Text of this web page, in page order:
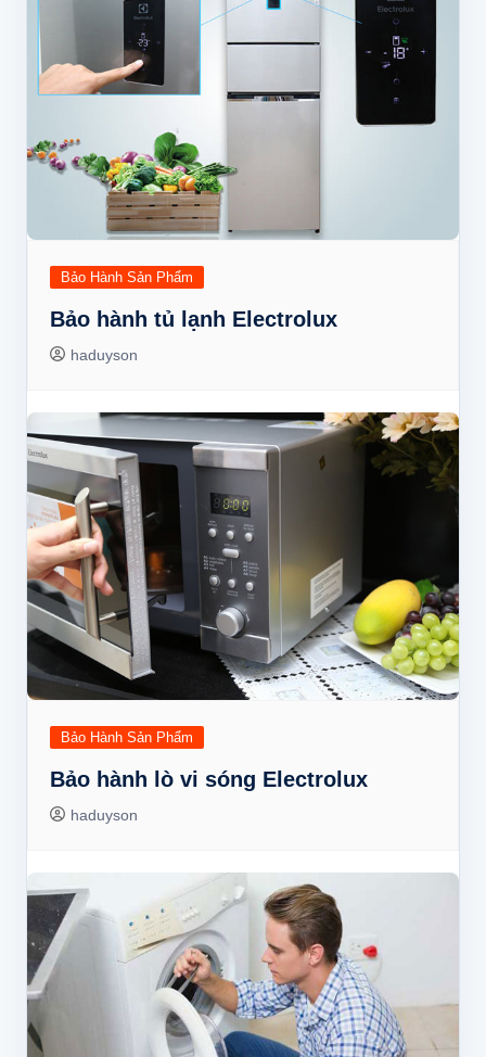
Bảo Hành Sản Phẩm
Bảo hành tủ lạnh Electrolux
haduyson
Bảo Hành Sản Phẩm
Bảo hành lò vi sóng Electrolux
haduyson